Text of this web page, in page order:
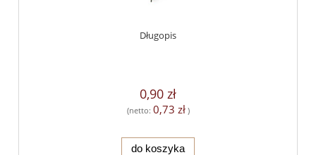
Długopis
0,90 zł
(netto: 0,73 zł)
do koszyka